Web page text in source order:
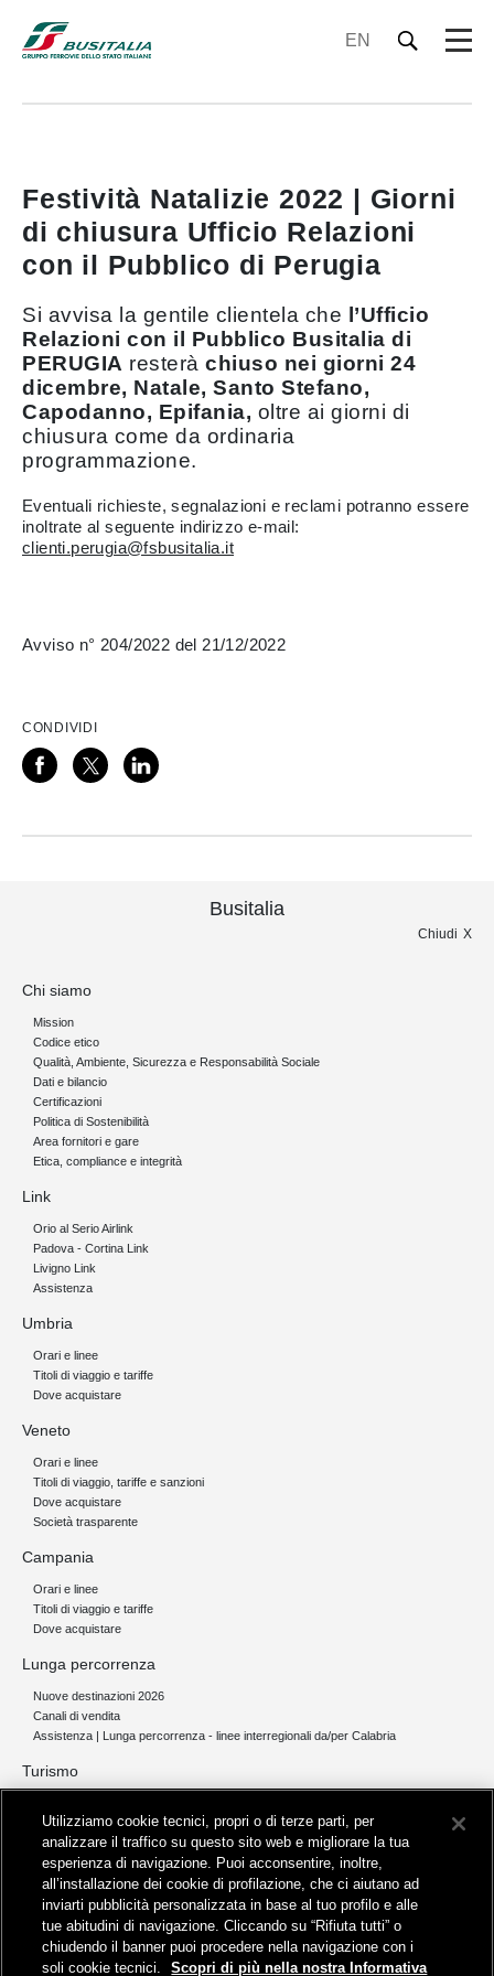
EN
Festività Natalizie 2022 | Giorni
di chiusura Ufficio Relazioni
con il Pubblico di Perugia
Si avvisa la gentile clientela che l’Ufficio
Relazioni con il Pubblico Busitalia di
PERUGIA resterà chiuso nei giorni 24
dicembre, Natale, Santo Stefano,
Capodanno, Epifania, oltre ai giorni di
chiusura come da ordinaria
programmazione.
Eventuali richieste, segnalazioni e reclami potranno essere
inoltrate al seguente indirizzo e-mail:
clienti.perugia@fsbusitalia.it
Avviso n° 204/2022 del 21/12/2022
CONDIVIDI
Busitalia
Chiudi
Chi siamo
Mission
Codice etico
Qualità, Ambiente, Sicurezza e Responsabilità Sociale
Dati e bilancio
Certificazioni
Politica di Sostenibilità
Area fornitori e gare
Etica, compliance e integrità
Link
Orio al Serio Airlink
Padova - Cortina Link
Livigno Link
Assistenza
Umbria
Orari e linee
Titoli di viaggio e tariffe
Dove acquistare
Veneto
Orari e linee
Titoli di viaggio, tariffe e sanzioni
Dove acquistare
Società trasparente
Campania
Orari e linee
Titoli di viaggio e tariffe
Dove acquistare
Lunga percorrenza
Nuove destinazioni 2026
Canali di vendita
Assistenza | Lunga percorrenza - linee interregionali da/per Calabria
Turismo
Servizi per aeroporti
Servizi di noleggio con conducente
Servizio di navigazione sul Lago Trasimeno
News e comunicati stampa
Comunicati stampa
Busitalia – Sita Nord
, Gruppo FS Italiane, è attiva nei servizi di
Utilizziamo cookie tecnici, propri o di terze parti, per
analizzare il traffico su questo sito web e migliorare la tua
esperienza di navigazione. Puoi acconsentire, inoltre,
all’installazione dei cookie di profilazione, che ci aiutano ad
inviarti pubblicità personalizzata in base al tuo profilo e alle
tue abitudini di navigazione. Cliccando su “Rifiuta tutti” o
chiudendo il banner puoi procedere nella navigazione con i
soli cookie tecnici.
Scopri di più nella nostra Informativa